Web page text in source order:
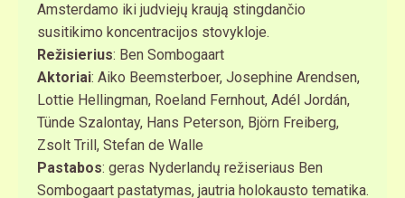
Amsterdamo iki judviejų kraują stingdančio
susitikimo koncentracijos stovykloje.
Režisierius: Ben Sombogaart
Aktoriai: Aiko Beemsterboer, Josephine Arendsen,
Lottie Hellingman, Roeland Fernhout, Adél Jordán,
Tünde Szalontay, Hans Peterson, Björn Freiberg,
Zsolt Trill, Stefan de Walle
Pastabos: geras Nyderlandų režiseriaus Ben
Sombogaart pastatymas, jautria holokausto tematika.